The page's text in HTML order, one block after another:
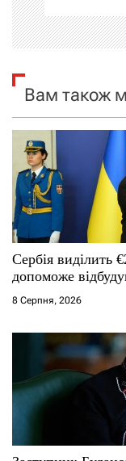
і
а
п
и
с
і
в
Вам також
Сербія виділить
допоможе
8 Серпня, 2026